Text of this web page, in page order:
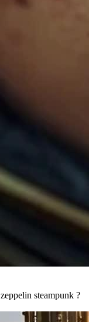
steampunk ?